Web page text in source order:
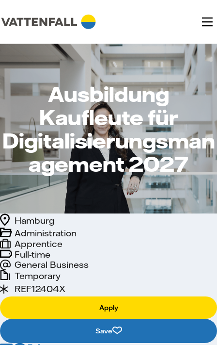
Ausbildung
Kaufleute für
Digitalisierungsman
agement 2027
Full-time
General Business
Administration
Hamburg
Apprentice
Temporary
REF12404X
Apply
Save